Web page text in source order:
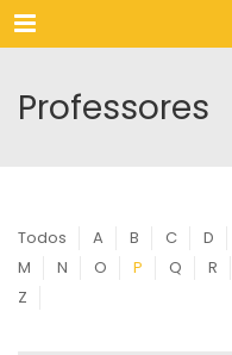
Menu
Professores
Todos A B C D
M
N O P Q R
Z